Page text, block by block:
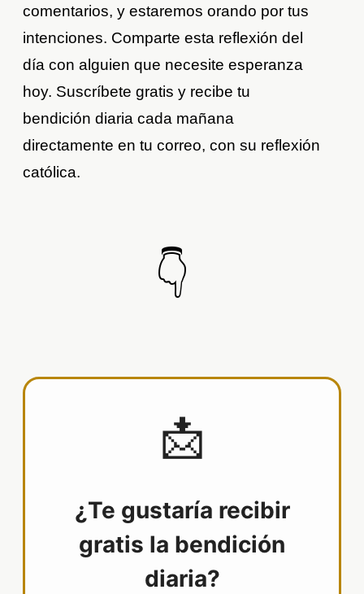
comentarios, y estaremos orando por tus
intenciones. Comparte esta reflexión del
día con alguien que necesite esperanza
hoy. Suscríbete gratis y recibe tu
bendición diaria cada mañana
directamente en tu correo, con su reflexión
católica.
👇
📩
¿Te gustaría recibir
gratis la bendición
diaria?